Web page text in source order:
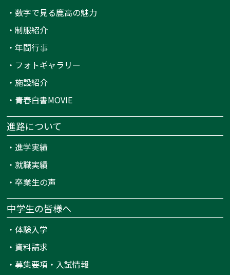
・数字で見る鹿高の魅力
・制服紹介
・年間行事
・ フォトギャラリー
・施設紹介
・ 青春白書MOVIE
進路について
・進学実績
・就職実績
・卒業生の声
中学生の皆様へ
・ 体験入学
・ 資料請求
・募集要項・入試情報